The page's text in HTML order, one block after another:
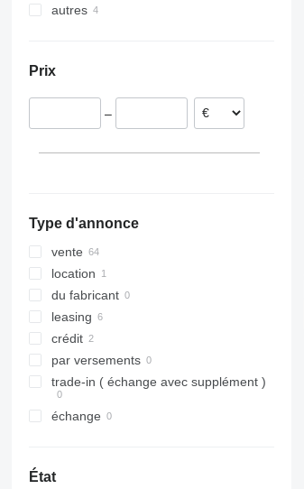
Actros 1945
Actros 2043
Actros 2445
Actros 2540
Actros 2541
Actros 2542
Actros 2543
Actros 2545
Actros 2546
Actros 2548
Actros 2553
Arocs 3345
Pays-Bas
Lituanie
Espagne
autres
Prix
–
Type d'annonce
vente
location
du fabricant
leasing
crédit
par versements
trade-in ( échange avec supplément )
échange
État